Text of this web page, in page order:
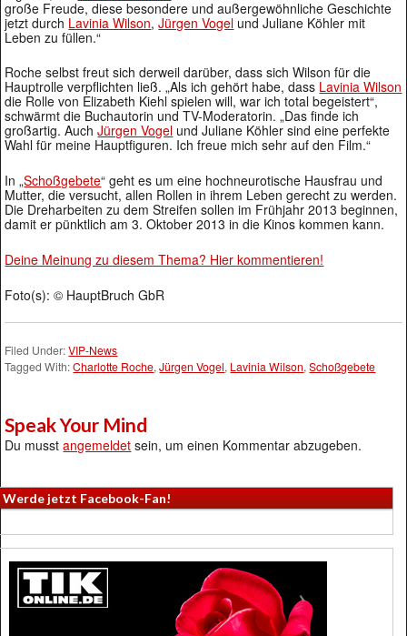
große Freude, diese besondere und außergewöhnliche Geschichte
jetzt durch Lavinia Wilson,Jürgen Vogel und Juliane Köhler mit
Leben zu füllen.“
Roche selbst freut sich derweil darüber, dass sich Wilson für die
Hauptrolle verpflichten ließ. „Als ich gehört habe, dass Lavinia Wilson
die Rolle von Elizabeth Kiehl spielen will, war ich total begeistert“,
schwärmt die Buchautorin und TV-Moderatorin. „Das finde ich
großartig. AuchJürgen Vogel und Juliane Köhler sind eine perfekte
Wahl für meine Hauptfiguren. Ich freue mich sehr auf den Film.“
In „Schoßgebete“ geht es um eine hochneurotische Hausfrau und
Mutter, die versucht, allen Rollen in ihrem Leben gerecht zu werden.
Die Dreharbeiten zu dem Streifen sollen im Frühjahr 2013 beginnen,
damit er pünktlich am 3. Oktober 2013 in die Kinos kommen kann.
Deine Meinung zu diesem Thema? Hier kommentieren!
Foto(s): © HauptBruch GbR
Filed Under:VIP-News
Tagged With:Charlotte Roche,Jürgen Vogel, Lavinia Wilson,Schoßgebete
Speak Your Mind
Du musstangemeldet sein, um einen Kommentar abzugeben.
Werde jetzt Facebook-Fan!